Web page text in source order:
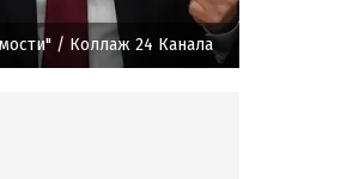
/ Коллаж 24 Канала